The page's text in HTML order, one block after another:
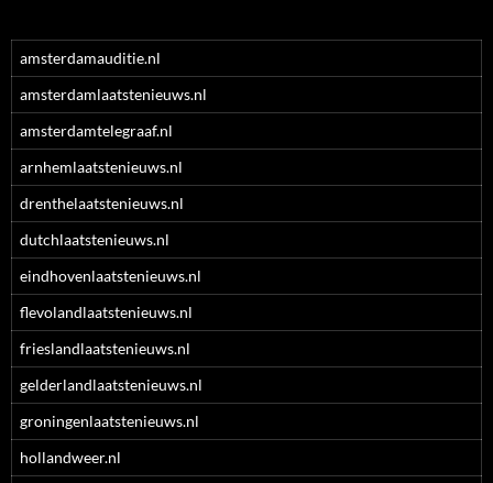
amsterdamauditie.nl
amsterdamlaatstenieuws.nl
amsterdamtelegraaf.nl
arnhemlaatstenieuws.nl
drenthelaatstenieuws.nl
dutchlaatstenieuws.nl
eindhovenlaatstenieuws.nl
flevolandlaatstenieuws.nl
frieslandlaatstenieuws.nl
gelderlandlaatstenieuws.nl
groningenlaatstenieuws.nl
hollandweer.nl